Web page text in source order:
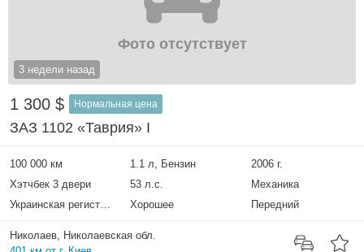
3 недели назад
Фото отсутствует
1 300 $ Нормальная цена
ЗАЗ 1102 «Таврия» I
100 000 км 1.1 л, Бензин
2006 г.
Хэтчбек 3 двери
53 л.с.
Механика
Украинская регистрация
Хорошее Передний
Николаев, Николаевская обл.